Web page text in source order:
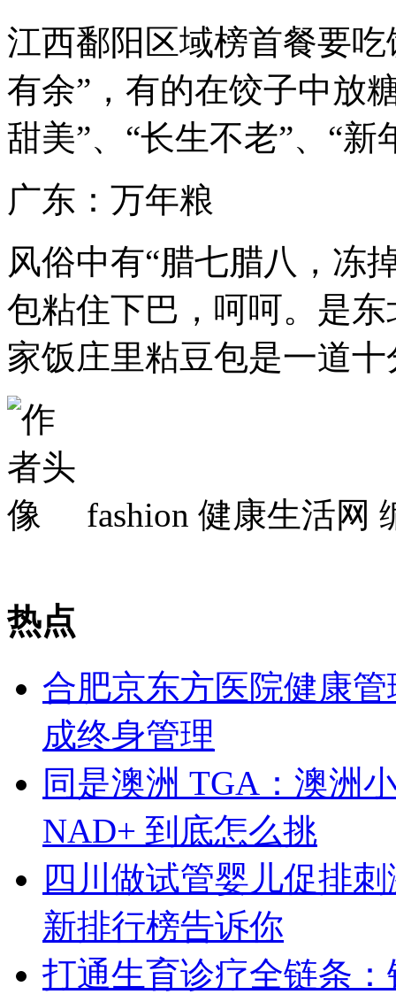
江西鄱阳区域榜首餐要
有余”，有的在饺子中放
甜美”、“长生不老”、“新
广东：万年粮
风俗中有“腊七腊八，冻
包粘住下巴，呵呵。是
家饭庄里粘豆包是一道
fashion 健康生活网
热点
合肥京东方医院健康
成终身管理
同是澳洲 TGA：澳洲
NAD+ 到底怎么挑
四川做试管婴儿促排
新排行榜告诉你
打通生育诊疗全链条